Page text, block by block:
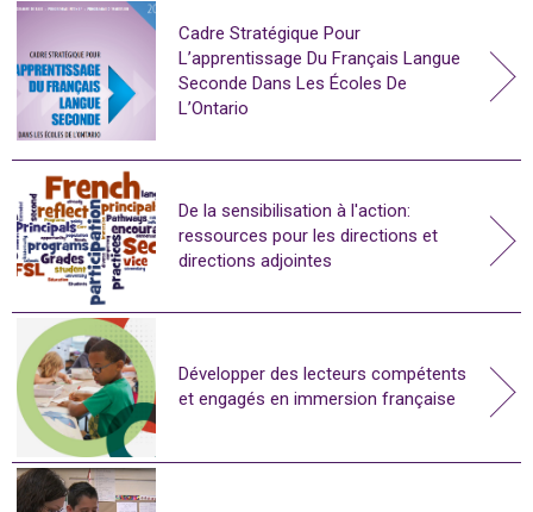
Cadre Stratégique Pour
L’apprentissage Du Français Langue
Seconde Dans Les Écoles De
L’Ontario
De la sensibilisation à l'action:
ressources pour les directions et
directions adjointes
Développer des lecteurs compétents
et engagés en immersion française